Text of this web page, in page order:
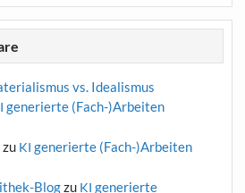
vs. Idealismus
generierte (Fach-)Arbeiten
zu KI generierte (Fach-)Arbeiten
Blogzu KI generierte